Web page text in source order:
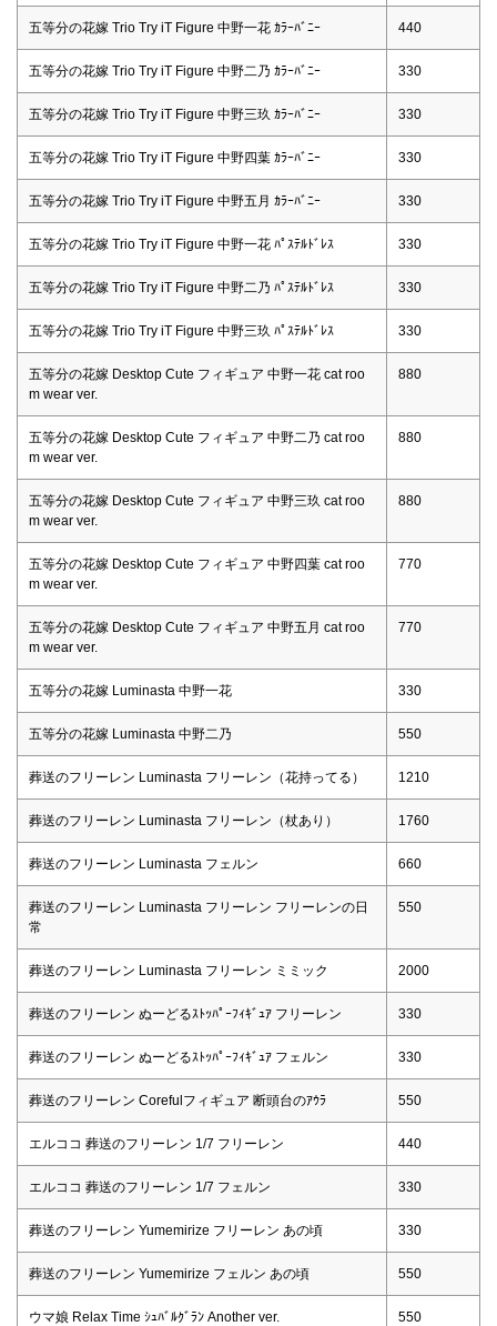
五等分の花嫁 Trio Try iT Figure 中野一花 ｶﾗｰﾊﾞﾆｰ 440
五等分の花嫁 Trio Try iT Figure 中野二乃 ｶﾗｰﾊﾞﾆｰ 330
五等分の花嫁 Trio Try iT Figure 中野三玖 ｶﾗｰﾊﾞﾆｰ 330
五等分の花嫁 Trio Try iT Figure 中野四葉 ｶﾗｰﾊﾞﾆｰ 330
五等分の花嫁 Trio Try iT Figure 中野五月 ｶﾗｰﾊﾞﾆｰ 330
五等分の花嫁 Trio Try iT Figure 中野一花 ﾊﾟｽﾃﾙﾄﾞﾚｽ 330
五等分の花嫁 Trio Try iT Figure 中野二乃 ﾊﾟｽﾃﾙﾄﾞﾚｽ 330
五等分の花嫁 Trio Try iT Figure 中野三玖 ﾊﾟｽﾃﾙﾄﾞﾚｽ 330
五等分の花嫁 Desktop Cute フィギュア 中野一花 cat roo
m wear ver.
880
五等分の花嫁 Desktop Cute フィギュア 中野二乃 cat roo
m wear ver.
880
五等分の花嫁 Desktop Cute フィギュア 中野三玖 cat roo
m wear ver.
880
五等分の花嫁 Desktop Cute フィギュア 中野四葉 cat roo
m wear ver.
770
五等分の花嫁 Desktop Cute フィギュア 中野五月 cat roo
m wear ver.
770
五等分の花嫁 Luminasta 中野一花 330
五等分の花嫁 Luminasta 中野二乃 550
葬送のフリーレン Luminasta フリーレン（花持ってる） 1210
葬送のフリーレン Luminasta フリーレン（杖あり） 1760
葬送のフリーレン Luminasta フェルン 660
葬送のフリーレン Luminasta フリーレン フリーレンの日
常
550
葬送のフリーレン Luminasta フリーレン ミミック 2000
葬送のフリーレン ぬーどるｽﾄｯﾊﾟｰﾌｨｷﾞｭｱ フリーレン 330
葬送のフリーレン ぬーどるｽﾄｯﾊﾟｰﾌｨｷﾞｭｱ フェルン 330
葬送のフリーレン Corefulフィギュア 断頭台のｱｳﾗ 550
エルココ 葬送のフリーレン 1/7 フリーレン 440
エルココ 葬送のフリーレン 1/7 フェルン 330
葬送のフリーレン Yumemirize フリーレン あの頃 330
葬送のフリーレン Yumemirize フェルン あの頃 550
ウマ娘 Relax Time ｼｭﾊﾞﾙｸﾞﾗﾝ Another ver. 550